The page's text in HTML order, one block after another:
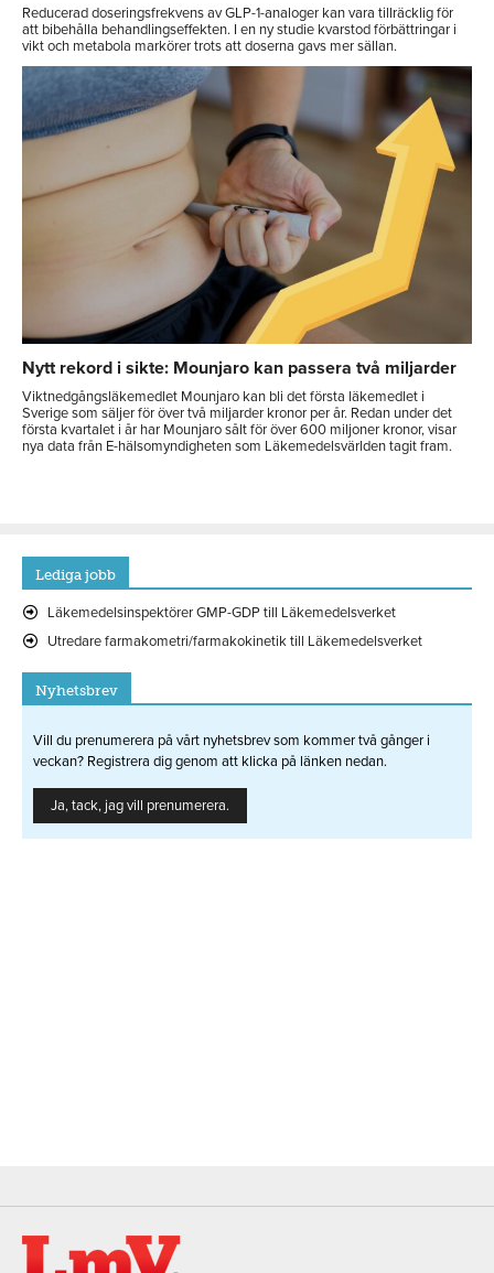
Reducerad doseringsfrekvens av GLP-1-analoger kan vara tillräcklig för
att bibehålla behandlingseffekten. I en ny studie kvarstod förbättringar i
vikt och metabola markörer trots att doserna gavs mer sällan.
Nytt rekord i sikte: Mounjaro kan passera två miljarder
Viktnedgångsläkemedlet Mounjaro kan bli det första läkemedlet i
Sverige som säljer för över två miljarder kronor per år. Redan under det
första kvartalet i år har Mounjaro sålt för över 600 miljoner kronor, visar
nya data från E-hälsomyndigheten som Läkemedelsvärlden tagit fram.
Lediga jobb
Läkemedelsinspektörer GMP-GDP till Läkemedelsverket
Utredare farmakometri/farmakokinetik till Läkemedelsverket
Nyhetsbrev
Vill du prenumerera på vårt nyhetsbrev som kommer två gånger i
veckan? Registrera dig genom att klicka på länken nedan.
Ja, tack, jag vill prenumerera.